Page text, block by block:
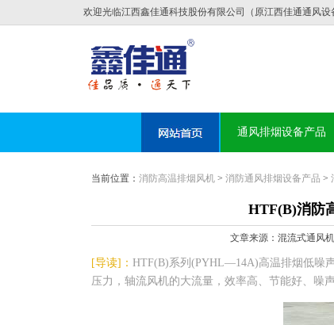
欢迎光临江西鑫佳通科技股份有限公司（原江西佳通通风设
通风排烟设备产品
当前位置： 消防高温排烟风机> 消防通风排烟设备产品 >
HTF(B)消防
文章来源：混流式通风
[导读]： HTF(B)系列(PYHL—14A)高温排烟低噪
压力，轴流风机的大流量，效率高、节能好、噪